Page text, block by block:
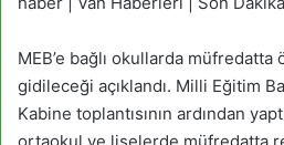
MEB’e bağlı okullarda
gidileceği açıklandı. Milli Eğitim
Kabine toplantısının ardından